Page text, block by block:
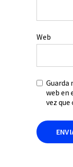
Web
Guarda
web en
vez